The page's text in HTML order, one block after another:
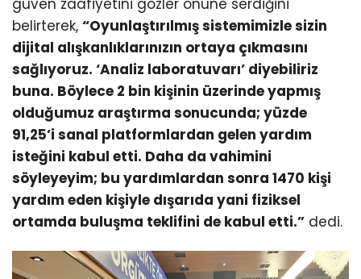
güven zaafiyetini gözler önüne serdiğini
belirterek, “Oyunlaştırılmış sistemimizle sizin
dijital alışkanlıklarınızın ortaya çıkmasını
sağlıyoruz. ‘Analiz laboratuvarı’ diyebiliriz
buna. Böylece 2 bin kişinin üzerinde yapmış
olduğumuz araştırma sonucunda; yüzde
91,25’i sanal platformlardan gelen yardım
isteğini kabul etti. Daha da vahimini
söyleyeyim; bu yardımlardan sonra 1470 kişi
yardım eden kişiyle dışarıda yani fiziksel
ortamda buluşma teklifini de kabul etti.” dedi.